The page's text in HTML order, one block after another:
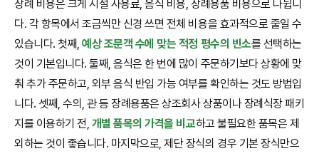
장례 비용은 크게 시설 사용료, 음식 비용, 장례용품 비용으로 나뉩니
다. 각 항목에서 조금씩만 신경 쓰면 전체 비용을 효과적으로 줄일 수
있습니다. 첫째,예상 조문객 수에 맞는 적정 평수의 빈소를 선택하는
것이 기본입니다. 둘째, 음식은 한 번에 많이 주문하기보다 상황에 맞
춰 추가 주문하고, 외부 음식 반입 가능 여부를 확인하는 것도 방법입
니다. 셋째, 수의, 관 등 장례용품은 상조회사 상품이나 장례식장 패키
지를 이용하기 전, 개별 품목의 가격을 비교하고 불필요한 품목은 제
외하는 것이 좋습니다. 마지막으로, 제단 장식의 경우 기본 장식만으